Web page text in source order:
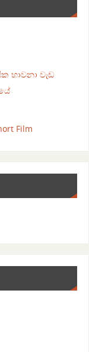
භාවනා වැඩ
Film